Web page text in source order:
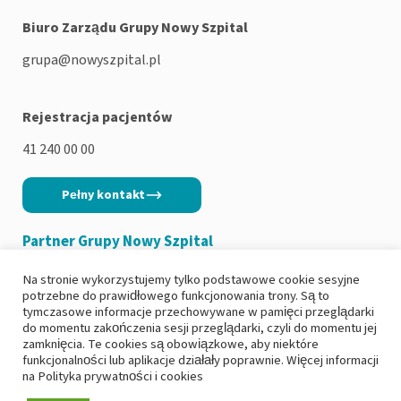
Biuro Zarządu Grupy Nowy Szpital
grupa@nowyszpital.pl
Rejestracja pacjentów
41 240 00 00
Pełny kontakt
Partner Grupy Nowy Szpital
Copyright 2026 |Polityka prywatności
Deklaracja dostępności
Ochrona danych osobowych i RODO
Na stronie wykorzystujemy tylko podstawowe cookie sesyjne
potrzebne do prawidłowego funkcjonowania trony. Są to
tymczasowe informacje przechowywane w pamięci przeglądarki
do momentu zakończenia sesji przeglądarki, czyli do momentu jej
zamknięcia. Te cookies są obowiązkowe, aby niektóre
funkcjonalności lub aplikacje działały poprawnie. Więcej informacji
na Polityka prywatności i cookies